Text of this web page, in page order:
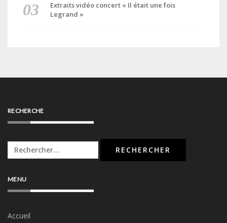
Extraits vidéo concert « Il était une fois
Legrand »
RECHERCHE
Rechercher :
MENU
Accueil